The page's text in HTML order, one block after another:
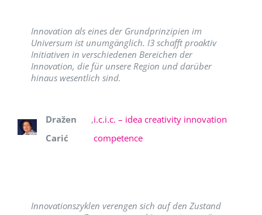
Innovation als eines der Grundprinzipien im
Universum ist unumgänglich. I3 schafft proaktiv
Initiativen in verschiedenen Bereichen der
Innovation, die für unsere Region und darüber
hinaus wesentlich sind.
Dražen
Carić
,i.c.i.c. – idea creativity innovation
competence
Innovationszyklen verengen sich auf den Zustand